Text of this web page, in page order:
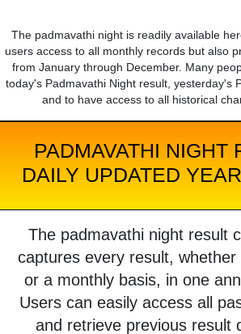
The padmavathi night is readily available
users access to all monthly records but also
from January through December. Many
today's Padmavathi Night result, yesterday's
and to have access to all historical
PADMAVATHI NIGHT
DAILY UPDATED
The padmavathi night result
captures every result,
or a monthly basis, in one
Users can easily access all
and retrieve previous result